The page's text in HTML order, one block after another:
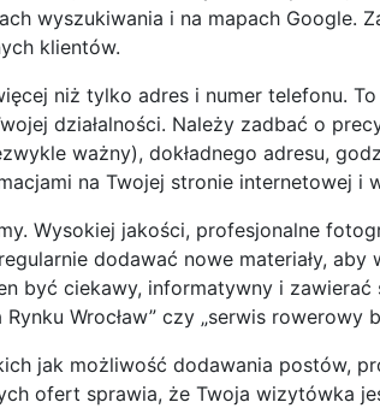
wyszukiwania i na mapach Google.
klientów.
niż tylko adres i numer telefonu.
działalności. Należy zadbać o
ważny), dokładnego adresu,
na Twojej stronie internetowej i
Wysokiej jakości, profesjonalne
dodawać nowe materiały, aby
być ciekawy, informatywny i
Wrocław” czy „serwis rowerowy
jak możliwość dodawania postów,
ofert sprawia, że Twoja wizytówka